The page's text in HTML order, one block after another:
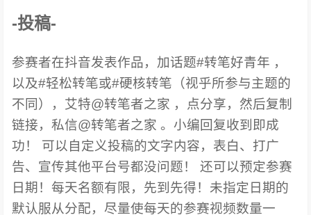
-投稿-
参赛者在抖音发表作品，加话题#转笔好青年 ，
以及#轻松转笔或#硬核转笔（视乎所参与主题的
不同），艾特@转笔者之家 ，点分享，然后复制
链接，私信@转笔者之家 。小编回复收到即成
功！ 可以自定义投稿的文字内容，表白、打广
告、宣传其他平台号都没问题！ 还可以预定参赛
日期！每天名额有限，先到先得！未指定日期的
默认服从分配，尽量使每天的参赛视频数量一